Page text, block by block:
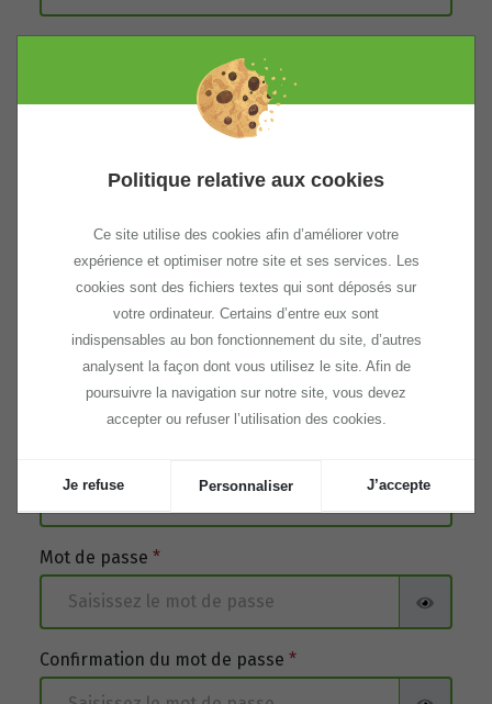
*
Code postal
Mot de passe *
Confirmation du mot de passe *
Politique relative aux cookies
Ce site utilise des cookies afin d’améliorer votre
expérience et optimiser notre site et ses services. Les
cookies sont des fichiers textes qui sont déposés sur
votre ordinateur. Certains d’entre eux sont
indispensables au bon fonctionnement du site, d’autres
analysent la façon dont vous utilisez le site. Afin de
poursuivre la navigation sur notre site, vous devez
accepter ou refuser l’utilisation des cookies.
Je refuse Personnaliser J’accepte